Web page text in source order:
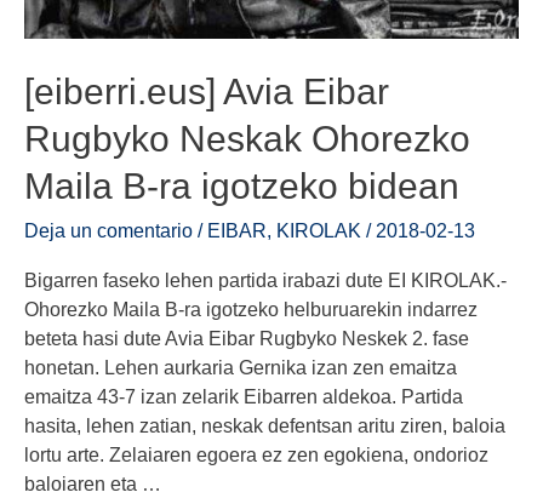
[eiberri.eus] Avia Eibar
Rugbyko Neskak Ohorezko
Maila B-ra igotzeko bidean
Deja un comentario / EIBAR, KIROLAK / 2018-02-13
Bigarren faseko lehen partida irabazi dute EI KIROLAK.-
Ohorezko Maila B-ra igotzeko helburuarekin indarrez
beteta hasi dute Avia Eibar Rugbyko Neskek 2. fase
honetan. Lehen aurkaria Gernika izan zen emaitza
emaitza 43-7 izan zelarik Eibarren aldekoa. Partida
hasita, lehen zatian, neskak defentsan aritu ziren, baloia
lortu arte. Zelaiaren egoera ez zen egokiena, ondorioz
baloiaren eta …